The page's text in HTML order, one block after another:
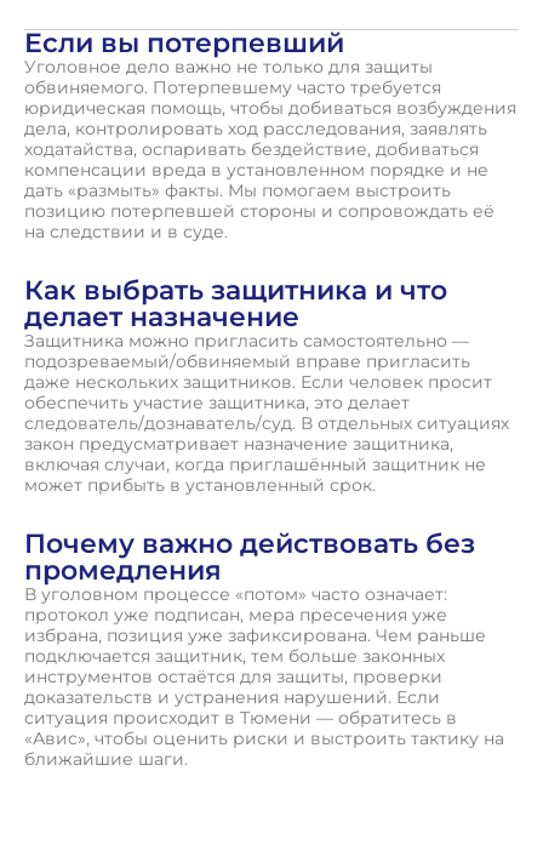
Если вы потерпевший
Уголовное дело важно не только для защиты
обвиняемого. Потерпевшему часто требуется
юридическая помощь, чтобы добиваться возбуждения
дела, контролировать ход расследования, заявлять
ходатайства, оспаривать бездействие, добиваться
компенсации вреда в установленном порядке и не
дать «размыть» факты. Мы помогаем выстроить
позицию потерпевшей стороны и сопровождать её
на следствии и в суде.
Как выбрать защитника и что
делает назначение
Защитника можно пригласить самостоятельно —
подозреваемый/обвиняемый вправе пригласить
даже нескольких защитников. Если человек просит
обеспечить участие защитника, это делает
следователь/дознаватель/суд. В отдельных ситуациях
закон предусматривает назначение защитника,
включая случаи, когда приглашённый защитник не
может прибыть в установленный срок.
Почему важно действовать без
промедления
В уголовном процессе «потом» часто означает:
протокол уже подписан, мера пресечения уже
избрана, позиция уже зафиксирована. Чем раньше
подключается защитник, тем больше законных
инструментов остаётся для защиты, проверки
доказательств и устранения нарушений. Если
ситуация происходит в Тюмени — обратитесь в
«Авис», чтобы оценить риски и выстроить тактику на
ближайшие шаги.